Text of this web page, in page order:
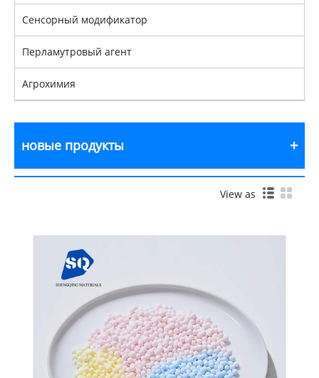
Сенсорный модификатор
Перламутровый агент
Агрохимия
новые продукты
View as